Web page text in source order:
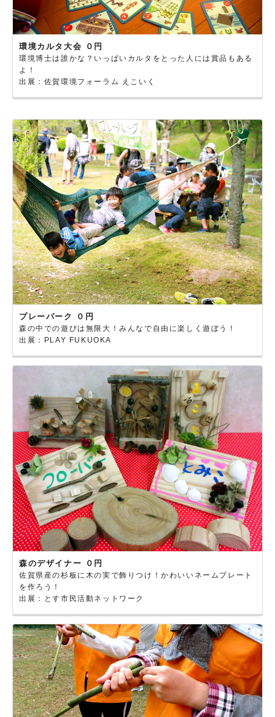
環境カルタ大会 ０円
環境博士は誰かな？いっぱいカルタをとった人には賞品もある
よ！
出展：佐賀環境フォーラム えこいく
プレーパーク ０円
森の中での遊びは無限大！みんなで自由に楽しく遊ぼう！
出展：PLAY FUKUOKA
森のデザイナー ０円
佐賀県産の杉板に木の実で飾りつけ！かわいいネームプレート
を作ろう！
出展：とす市民活動ネットワーク